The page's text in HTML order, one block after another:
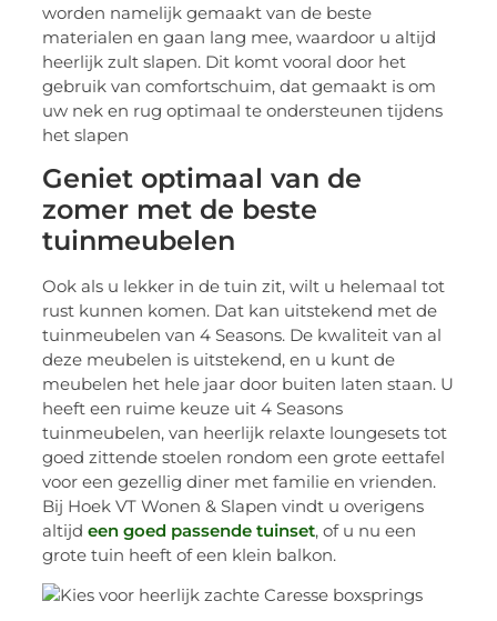
worden namelijk gemaakt van de beste
materialen en gaan lang mee, waardoor u altijd
heerlijk zult slapen. Dit komt vooral door het
gebruik van comfortschuim, dat gemaakt is om
uw nek en rug optimaal te ondersteunen tijdens
het slapen
Geniet optimaal van de
zomer met de beste
tuinmeubelen
Ook als u lekker in de tuin zit, wilt u helemaal tot
rust kunnen komen. Dat kan uitstekend met de
tuinmeubelen van 4 Seasons. De kwaliteit van al
deze meubelen is uitstekend, en u kunt de
meubelen het hele jaar door buiten laten staan. U
heeft een ruime keuze uit 4 Seasons
tuinmeubelen, van heerlijk relaxte loungesets tot
goed zittende stoelen rondom een grote eettafel
voor een gezellig diner met familie en vrienden.
Bij Hoek VT Wonen & Slapen vindt u overigens
altijdeen goed passende tuinset, of u nu een
grote tuin heeft of een klein balkon.